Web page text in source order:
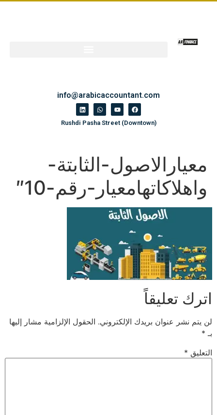
info@arabicaccountant.com
Rushdi Pasha Street (Downtown)
معيارالاصول-الثابتة-
واهلاكاتهامعيار-رقم-10″
اترك تعليقاً
لن يتم نشر عنوان بريدك الإلكتروني. الحقول الإلزامية مشار إليها
بـ *
التعليق *